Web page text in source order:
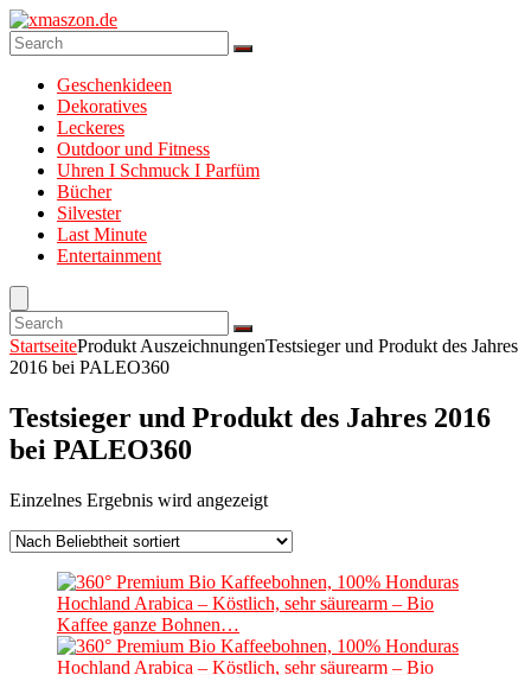
Geschenkideen
Dekoratives
Leckeres
Outdoor und Fitness
Uhren I Schmuck I Parfüm
Bücher
Silvester
Last Minute
Entertainment
StartseiteProdukt AuszeichnungenTestsieger und Produkt des Jahres
2016 bei PALEO360
Testsieger und Produkt des Jahres 2016
bei PALEO360
Einzelnes Ergebnis wird angezeigt